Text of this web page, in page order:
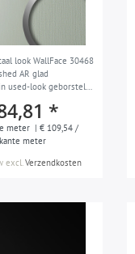
look WallFace 30468
AR glad
used-look geborsteld
*
meter | € 109,54 /
meter
excl.Verzendkosten